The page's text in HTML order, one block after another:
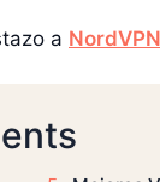
a NordVPN